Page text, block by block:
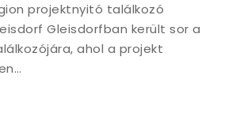
projektnyitó találkozó
Gleisdorfban került sor a
ahol a projekt